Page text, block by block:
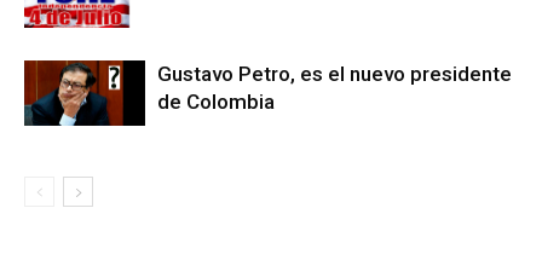
Gustavo Petro, es el nuevo presidente
de Colombia